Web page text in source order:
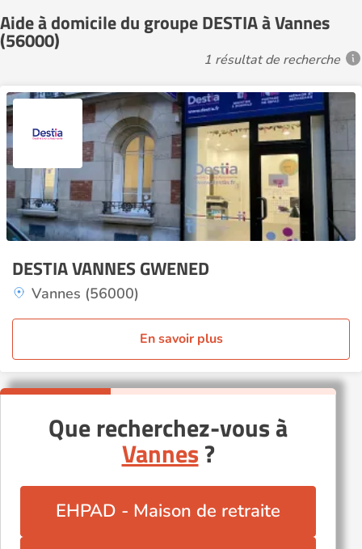
Aide à domicile du groupe DESTIA à Vannes
(56000)
1 résultat de recherche
DESTIA VANNES GWENED
Vannes (56000)
En savoir plus
Que recherchez-vous à
Vannes?
EHPAD - Maison de retraite